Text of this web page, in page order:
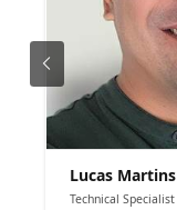
Lucas Martins
Technical Specialist